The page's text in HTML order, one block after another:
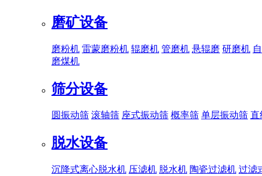
磨矿设备
磨粉机 雷蒙磨粉机 辊磨机 管磨机 悬辊磨 研磨机
磨煤机
筛分设备
圆振动筛 滚轴筛 座式振动筛 概率筛 单层振动筛 直
脱水设备
沉降式离心脱水机 压滤机 脱水机 陶瓷过滤机 过滤